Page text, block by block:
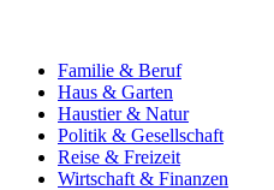
Familie & Beruf
Haus & Garten
Haustier & Natur
Politik & Gesellschaft
Reise & Freizeit
Wirtschaft & Finanzen